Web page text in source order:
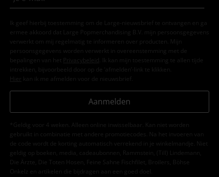
Ik geef hierbij toestemming om de Large-nieuwsbrief te ontvangen en ga
ermee akkoord dat Large Popmerchandising B.V. mijn persoonsgegevens
verwerkt om mij regelmatig te informeren over producten. Mijn
persoonsgegevens worden verwerkt in overeenstemming met de
bepalingen van het
Privacybeleid . Ik kan mijn toestemming te allen tijde
intrekken, bijvoorbeeld door op de ‘afmelden’-link te klikken.
Hier kan ik me afmelden voor de nieuwsbrief.
Aanmelden
*Geldig voor 4 weken. Alleen online inwisselbaar. Kan niet worden
gebruikt in combinatie met andere promotiecodes. Na het invoeren van
de code wordt de korting automatisch verrekend in je winkelmandje. Niet
geldig op boeken, media, cadeaubonnen, Rammstein, (Till) Lindemann,
Die Ärzte, Die Toten Hosen, Feine Sahne Fischfilet, Broilers, Böhse
Onkelz en artikelen die bijdragen aan een goed doel.